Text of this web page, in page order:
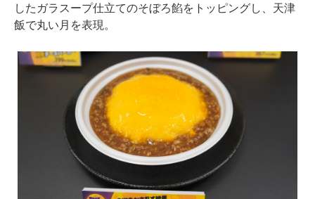
したガラスープ仕立てのそぼろ餡をトッピングし、天津
飯で丸い月を表現。